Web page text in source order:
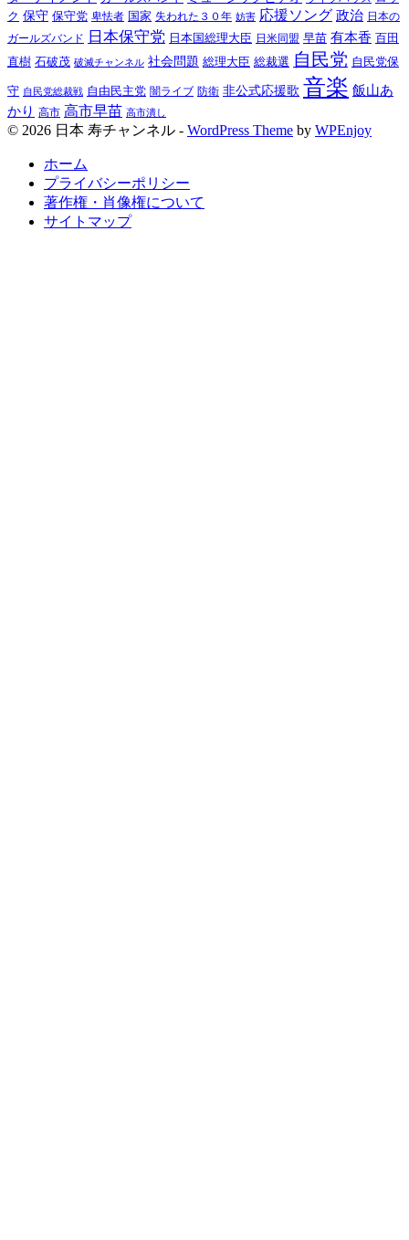
ク 保守 保守党 卑怯者 国家 失われた３０年 妨害 応援ソング 政治 日本の
ガールズバンド
日本保守党 日本国総理大臣 日米同盟 早苗 有本香 百田
直樹 石破茂 破滅チャンネル 社会問題 総理大臣 総裁選 自民党 自民党保
守 自民党総裁戦 自由民主党 闇ライブ 防衛 非公式応援歌 音楽 飯山あ
かり 高市 高市早苗 高市潰し
© 2026 日本 寿チャンネル - WordPress Theme by WPEnjoy
ホーム
プライバシーポリシー
著作権・肖像権について
サイトマップ